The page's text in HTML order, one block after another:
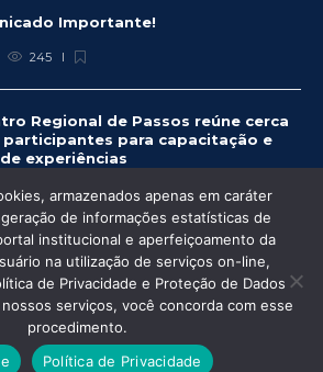
Importante!
245
Regional de Passos reúne cerca
participantes para capacitação e
experiências
249
– Todos os direitos reservados.
armazenados apenas em caráter
de informações estatísticas de
institucional e aperfeiçoamento da
na utilização de serviços on-line,
de Privacidade e Proteção de Dados
serviços, você concorda com esse
procedimento.
Política de Privacidade